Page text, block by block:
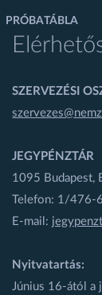
PRÓBATÁBLA
SZERVEZÉSI
JEGYPÉNZTÁR
1095 Budapest,
Telefon: 1/476-
E-mail:
Nyitvatartás:
Június 16-ától a